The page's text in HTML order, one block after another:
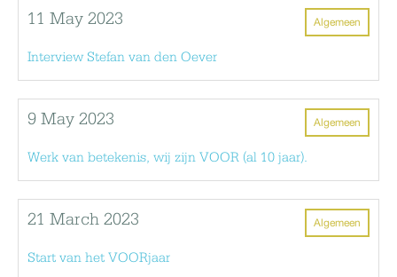
Algemeen
11 May 2023
Interview Stefan van den Oever
Algemeen
9 May 2023
Werk van betekenis, wij zijn VOOR (al 10 jaar).
Algemeen
21 March 2023
Start van het VOORjaar